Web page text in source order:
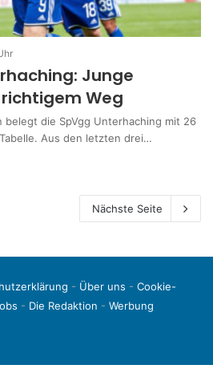
Junge
Weg
belegt die SpVgg Unterhaching mit 26
Aus den letzten drei…
Nächste Seite
- Über uns - Cookie-
- Die Redaktion - Werbung